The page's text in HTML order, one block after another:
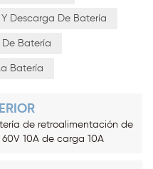
Descarga De Batería
Batería
Batería
de retroalimentación de
10A de carga 10A